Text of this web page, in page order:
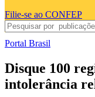
Filie-se ao CONFEP
Portal Brasil
Disque 100
intolerância